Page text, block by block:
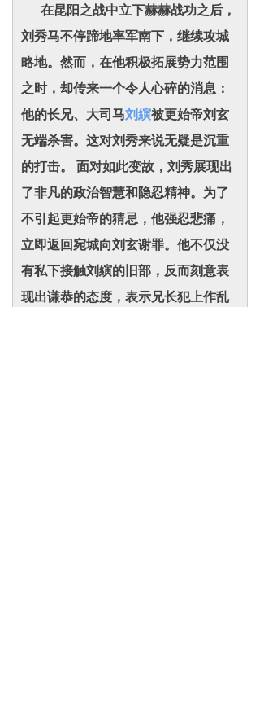
在昆阳之战中立下赫赫战功之后，
刘秀马不停蹄地率军南下，继续攻城
略地。然而，在他积极拓展势力范围
之时，却传来一个令人心碎的消息：
他的长兄、大司马刘縯被更始帝刘玄
无端杀害。这对刘秀来说无疑是沉重
的打击。 面对如此变故，刘秀展现出
了非凡的政治智慧和隐忍精神。为了
不引起更始帝的猜忌，他强忍悲痛，
立即返回宛城向刘玄谢罪。他不仅没
有私下接触刘縯的旧部，反而刻意表
现出谦恭的态度，表示兄长犯上作乱